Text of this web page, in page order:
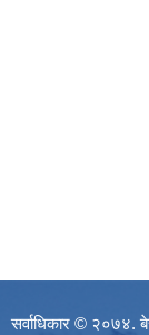
सर्वाधिकार © २०७४.